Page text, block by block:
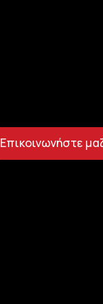
Επικοινωνήστε